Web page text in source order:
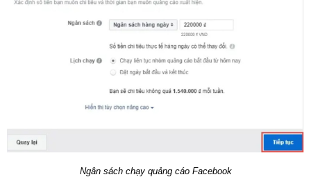
Ngân sách chạy quảng cáo Facebook